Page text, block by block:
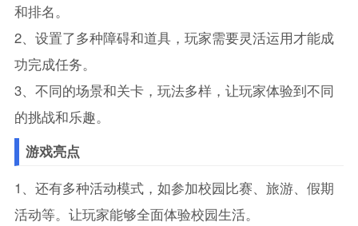
和排名。
2、设置了多种障碍和道具，玩家需要灵活运用才能成
功完成任务。
3、不同的场景和关卡，玩法多样，让玩家体验到不同
的挑战和乐趣。
游戏亮点
1、还有多种活动模式，如参加校园比赛、旅游、假期
活动等。让玩家能够全面体验校园生活。